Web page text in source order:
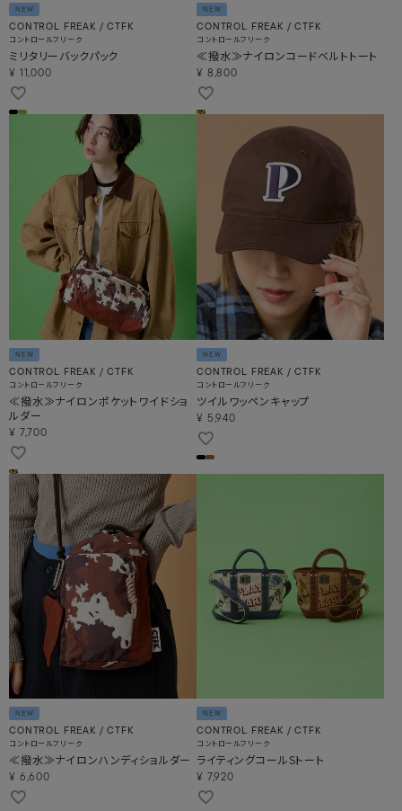
NEW
CONTROL FREAK / CTFK
コントロールフリーク
ミリタリーバックパック
¥ 11,000
NEW
CONTROL FREAK / CTFK
コントロールフリーク
≪撥水≫ナイロンコードベルトトート
¥ 8,800
NEW
CONTROL FREAK / CTFK
コントロールフリーク
≪撥水≫ナイロンポケットワイドショ
ルダー
¥ 7,700
NEW
CONTROL FREAK / CTFK
コントロールフリーク
ツイルワッペンキャップ
¥ 5,940
NEW
CONTROL FREAK / CTFK
コントロールフリーク
≪撥水≫ナイロンハンディショルダー
¥ 6,600
NEW
CONTROL FREAK / CTFK
コントロールフリーク
ライティングコールSトート
¥ 7,920